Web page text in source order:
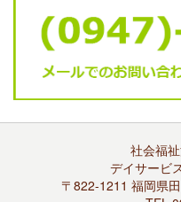
社会福
デイサービ
〒822-1211 福岡県